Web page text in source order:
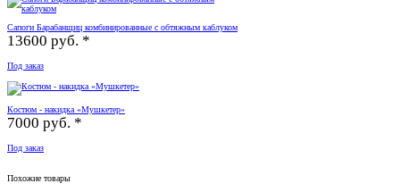
Сапоги Барабанщиц комбинированные с обтяжным каблуком
13600 руб. *
Под заказ
Костюм - накидка «Мушкетер»
7000 руб. *
Под заказ
Похожие товары